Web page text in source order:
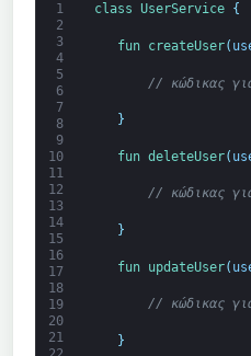
1
2
3
4
5
6
7
8
9
10
11
12
13
14
15
16
17
18
19
20
21
class UserService {
fun createUser(
// κώδικας
}
fun deleteUser(
// κώδικας
}
fun updateUser(
// κώδικας
}